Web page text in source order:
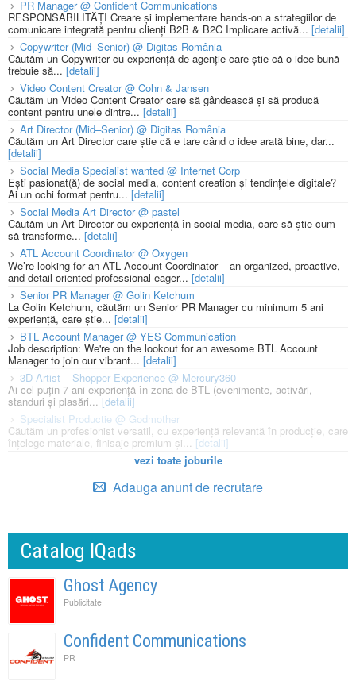
PR Manager @ Confident Communications
RESPONSABILITĂȚI Creare și implementare hands-on a strategiilor de
comunicare integrată pentru clienți B2B & B2C Implicare activă... [detalii]
Copywriter (Mid–Senior) @ Digitas România
Căutăm un Copywriter cu experiență de agenție care știe că o idee bună
trebuie să... [detalii]
Video Content Creator @ Cohn & Jansen
Căutăm un Video Content Creator care să gândească și să producă
content pentru unele dintre... [detalii]
Art Director (Mid–Senior) @ Digitas România
Căutăm un Art Director care știe că e tare când o idee arată bine, dar...
[detalii]
Social Media Specialist wanted @ Internet Corp
Ești pasionat(ă) de social media, content creation și tendințele digitale?
Ai un ochi format pentru... [detalii]
Social Media Art Director @ pastel
Căutăm un Art Director cu experiență în social media, care să știe cum
să transforme... [detalii]
ATL Account Coordinator @ Oxygen
We’re looking for an ATL Account Coordinator – an organized, proactive,
and detail-oriented professional eager... [detalii]
Senior PR Manager @ Golin Ketchum
La Golin Ketchum, căutăm un Senior PR Manager cu minimum 5 ani
experiență, care știe... [detalii]
BTL Account Manager @ YES Communication
Job description: We're on the lookout for an awesome BTL Account
Manager to join our vibrant... [detalii]
3D Artist – Shopper Experience @ Mercury360
Ai cel puțin 7 ani experiență în zona de BTL (evenimente, activări,
standuri și plasări...[detalii]
Specialist Productie @ Godmother
Căutăm un profesionist versatil, cu experiență relevantă în producție, care
înțelege materiale, finisaje premium și... [detalii]
vezi toate joburile
Adauga anunt de recrutare
Catalog IQads
Ghost Agency
Publicitate
Confident Communications
PR